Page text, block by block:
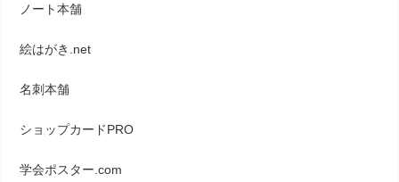
ノート本舗
絵はがき.net
名刺本舗
ショップカードPRO
学会ポスター.com